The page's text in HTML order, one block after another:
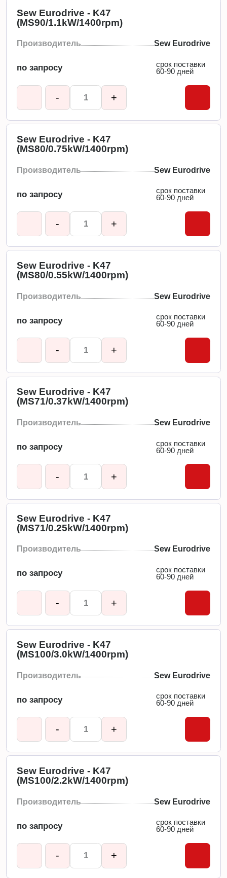
Sew Eurodrive - K47
(MS90/1.1kW/1400rpm)
Производитель Sew Eurodrive
по запросу
срок поставки
60-90 дней
- +
Sew Eurodrive - K47
(MS80/0.75kW/1400rpm)
Производитель Sew Eurodrive
по запросу
срок поставки
60-90 дней
- +
Sew Eurodrive - K47
(MS80/0.55kW/1400rpm)
Производитель Sew Eurodrive
по запросу
срок поставки
60-90 дней
- +
Sew Eurodrive - K47
(MS71/0.37kW/1400rpm)
Производитель Sew Eurodrive
по запросу
срок поставки
60-90 дней
- +
Sew Eurodrive - K47
(MS71/0.25kW/1400rpm)
Производитель Sew Eurodrive
по запросу
срок поставки
60-90 дней
- +
Sew Eurodrive - K47
(MS100/3.0kW/1400rpm)
Производитель Sew Eurodrive
по запросу
срок поставки
60-90 дней
- +
Sew Eurodrive - K47
(MS100/2.2kW/1400rpm)
Производитель Sew Eurodrive
по запросу
срок поставки
60-90 дней
- +